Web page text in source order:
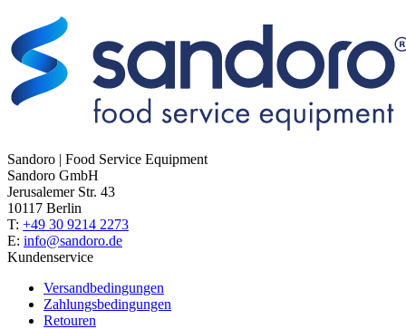
Sandoro | Food Service Equipment
Sandoro GmbH
Jerusalemer Str. 43
10117 Berlin
T: +49 30 9214 2273
E: info@sandoro.de
Kundenservice
Versandbedingungen
Zahlungsbedingungen
Retouren